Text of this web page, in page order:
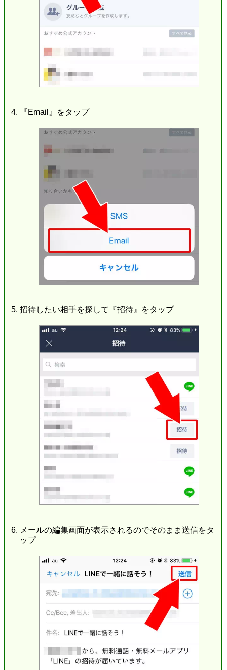
『Email』をタップ
招待したい相手を探して『招待』をタップ
メールの編集画面が表示されるのでそのまま送信をタ
ップ